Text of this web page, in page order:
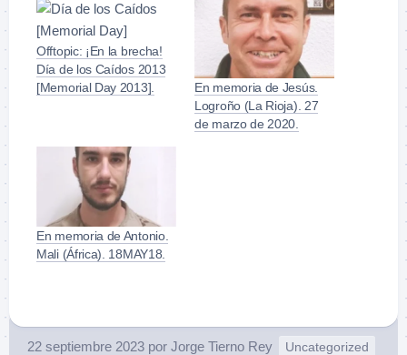
Offtopic: ¡En la brecha!
Día de los Caídos 2013
[Memorial Day 2013].
En memoria de Jesús.
Logroño (La Rioja). 27
de marzo de 2020.
En memoria de Antonio.
Mali (África). 18MAY18.
22 septiembre 2023 por Jorge Tierno Rey Uncategorized